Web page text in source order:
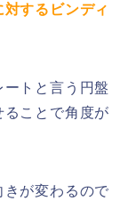
するビンディ
トと言う円盤
ことで角度が
が変わるので